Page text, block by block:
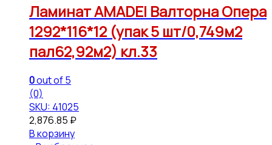
Ламинат AMADEI Валторна Опера
1292*116*12 (упак 5 шт/0,749м2
пал62,92м2) кл.33
0out of 5
(0)
SKU: 41025
2,876.85 ₽
В корзину